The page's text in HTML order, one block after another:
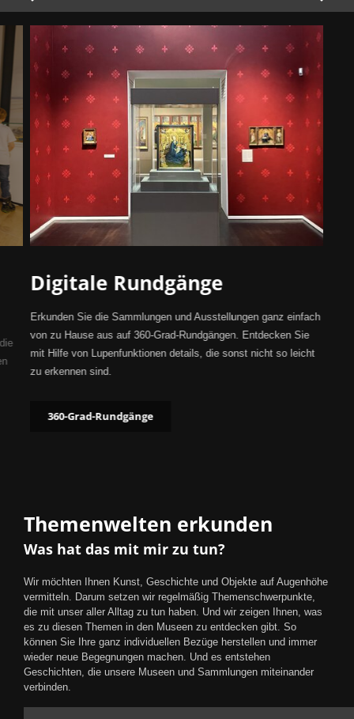
Digitale Rundgänge
Erkunden Sie die Sammlungen und Ausstellungen ganz einfach
von zu Hause aus auf 360-Grad-Rundgängen. Entdecken Sie
mit Hilfe von Lupenfunktionen details, die sonst nicht so leicht
zu erkennen sind.
360-Grad-Rundgänge
Themenwelten erkunden
Was hat das mit mir zu tun?
Wir möchten Ihnen Kunst, Geschichte und Objekte auf Augenhöhe
vermitteln. Darum setzen wir regelmäßig Themenschwerpunkte,
die mit unser aller Alltag zu tun haben. Und wir zeigen Ihnen, was
es zu diesen Themen in den Museen zu entdecken gibt. So
können Sie Ihre ganz individuellen Bezüge herstellen und immer
wieder neue Begegnungen machen. Und es entstehen
Geschichten, die unsere Museen und Sammlungen miteinander
verbinden.